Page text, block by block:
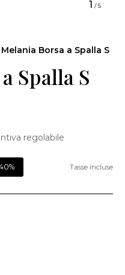
1 /5
Melania Borsa a Spalla S
Spalla S
regolabile
Tasse incluse